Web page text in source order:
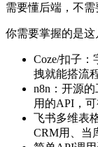
需要懂后端，不需
你需要掌握的是这
Coze/扣子
拽就能搭流
n8n：开源
用的API，
飞书多维表
CRM用、当